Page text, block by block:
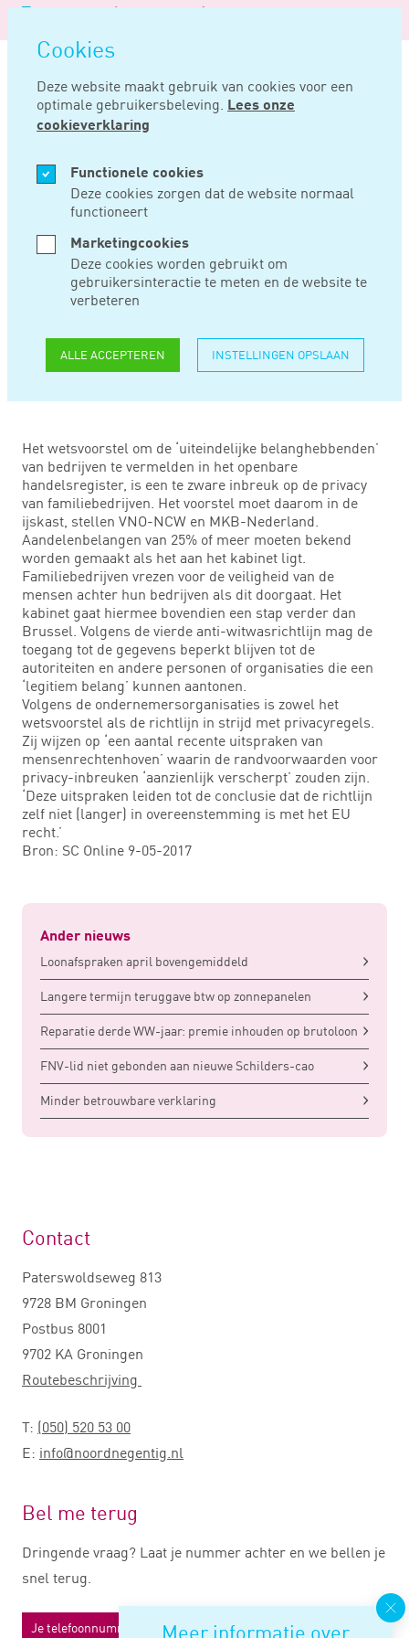
overslaan
Cookies
Deze website maakt gebruik van cookies voor een
optimale gebruikersbeleving. Lees onze
cookieverklaring
Functionele cookies
Deze cookies zorgen dat de website normaal
functioneert
Marketingcookies
Deze cookies worden gebruikt om
gebruikersinteractie te meten en de website te
verbeteren
ALLE ACCEPTEREN INSTELLINGEN OPSLAAN
Logo
Noord
Negentig
Home Nieuws
MEI 17, 2017
ONDERNEMERS
HEKELEN
PUBLICATIE
BELANGHEBBENDEN
IN UBO-REGISTER
Het wetsvoorstel om de ‘uiteindelijke belanghebbenden’
van bedrijven te vermelden in het openbare
handelsregister, is een te zware inbreuk op de privacy
van familiebedrijven. Het voorstel moet daarom in de
ijskast, stellen VNO-NCW en MKB-Nederland.
Aandelenbelangen van 25% of meer moeten bekend
worden gemaakt als het aan het kabinet ligt.
Familiebedrijven vrezen voor de veiligheid van de
mensen achter hun bedrijven als dit doorgaat. Het
kabinet gaat hiermee bovendien een stap verder dan
Brussel. Volgens de vierde anti-witwasrichtlijn mag de
toegang tot de gegevens beperkt blijven tot de
autoriteiten en andere personen of organisaties die een
‘legitiem belang’ kunnen aantonen.
Volgens de ondernemersorganisaties is zowel het
wetsvoorstel als de richtlijn in strijd met privacyregels.
Zij wijzen op ‘een aantal recente uitspraken van
mensenrechtenhoven’ waarin de randvoorwaarden voor
privacy-inbreuken ‘aanzienlijk verscherpt’ zouden zijn.
‘Deze uitspraken leiden tot de conclusie dat de richtlijn
zelf niet (langer) in overeenstemming is met het EU
recht.’
Bron: SC Online 9-05-2017
Ander nieuws
Loonafspraken april bovengemiddeld
Langere termijn teruggave btw op zonnepanelen
Reparatie derde WW-jaar: premie inhouden op brutoloon
FNV-lid niet gebonden aan nieuwe Schilders-cao
Minder betrouwbare verklaring
Meer informatie over
Contact
Paterswoldseweg 813
9728 BM Groningen
Postbus 8001
9702 KA Groningen
Routebeschrijving
T: (050) 520 53 00
E: info@noordnegentig.nl
Bel me terug
Dringende vraag? Laat je nummer achter en we bellen je
snel terug.